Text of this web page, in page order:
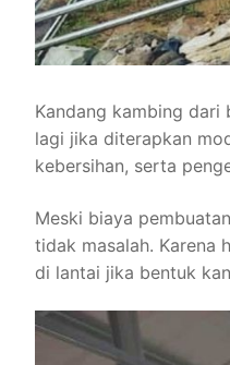
Kandang kambing dari
lagi jika diterapkan
kebersihan, serta
Meski biaya
tidak masalah. Karena
di lantai jika bentuk